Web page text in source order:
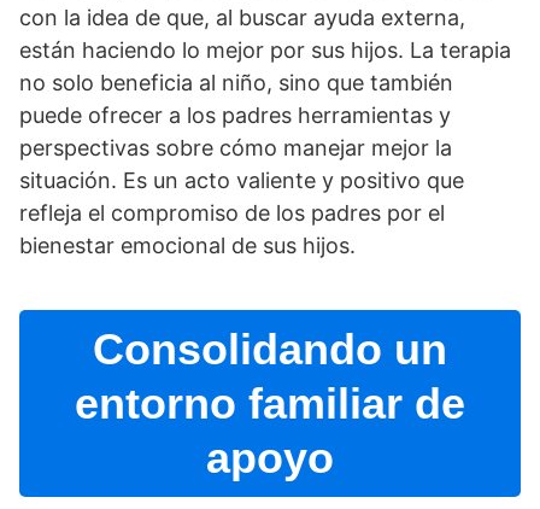
con la idea de que, al buscar ayuda externa,
están haciendo lo mejor por sus hijos. La terapia
no solo beneficia al niño, sino que también
puede ofrecer a los padres herramientas y
perspectivas sobre cómo manejar mejor la
situación. Es un acto valiente y positivo que
refleja el compromiso de los padres por el
bienestar emocional de sus hijos.
Consolidando un
entorno familiar de
apoyo